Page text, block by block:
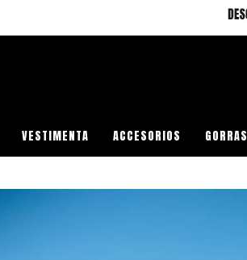
VESTIMENTA ACCESORIOS GORRAS